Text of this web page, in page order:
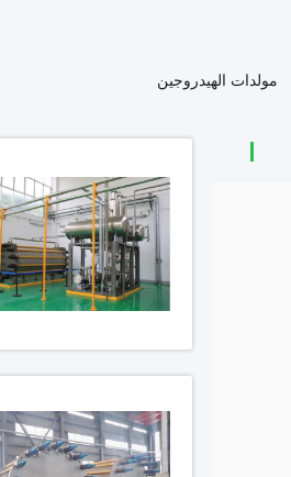
مولدات الهيدروجين